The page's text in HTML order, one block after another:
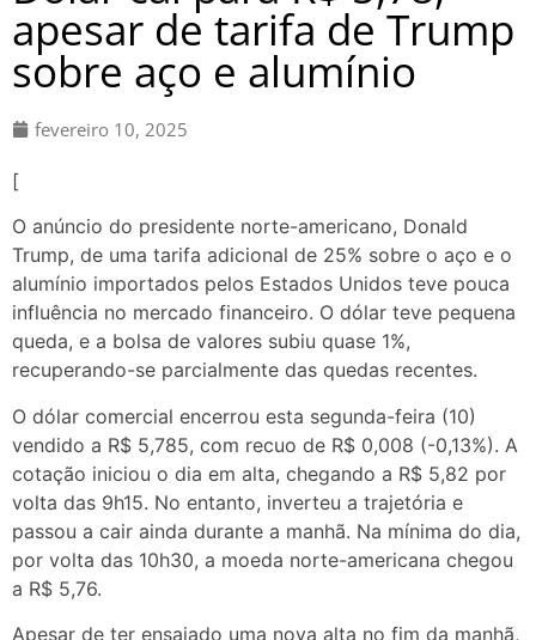
apesar de tarifa de Trump
sobre aço e alumínio
fevereiro 10, 2025
[
O anúncio do presidente norte-americano, Donald
Trump, de uma tarifa adicional de 25% sobre o aço e o
alumínio importados pelos Estados Unidos teve pouca
influência no mercado financeiro. O dólar teve pequena
queda, e a bolsa de valores subiu quase 1%,
recuperando-se parcialmente das quedas recentes.
O dólar comercial encerrou esta segunda-feira (10)
vendido a R$ 5,785, com recuo de R$ 0,008 (-0,13%). A
cotação iniciou o dia em alta, chegando a R$ 5,82 por
volta das 9h15. No entanto, inverteu a trajetória e
passou a cair ainda durante a manhã. Na mínima do dia,
por volta das 10h30, a moeda norte-americana chegou
a R$ 5,76.
Apesar de ter ensaiado uma nova alta no fim da manhã,